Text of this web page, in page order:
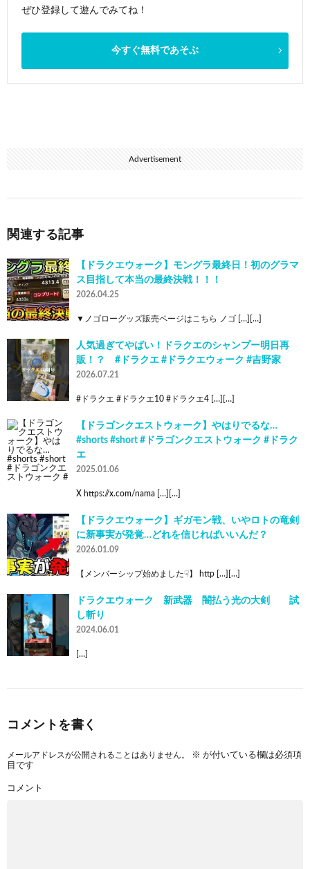
ぜひ登録して遊んでみてね！
今すぐ無料であそぶ
Advertisement
関連する記事
【ドラクエウォーク】モングラ最終日！初のグラマ
ス目指して本当の最終決戦！！！
2026.04.25
▼ノゴローグッズ販売ページはこちら ノゴ […][…]
人気過ぎてやばい！ドラクエのシャンプー明日再
販！？ #ドラクエ #ドラクエウォーク #吉野家
2026.07.21
#ドラクエ #ドラクエ10 #ドラクエ4 […][…]
【ドラゴンクエストウォーク】やはりでるな…
#shorts #short #ドラゴンクエストウォーク #ドラク
エ
2025.01.06
X https://x.com/nama […][…]
【ドラクエウォーク】ギガモン戦、いやロトの竜剣
に新事実が発覚…どれを信じればいいんだ？
2026.01.09
【メンバーシップ始めました☟】 http […][…]
ドラクエウォーク 新武器 闇払う光の大剣 試
し斬り
2024.06.01
[…]
コメントを書く
メールアドレスが公開されることはありません。 ※ が付いている欄は必須項
目です
コメント